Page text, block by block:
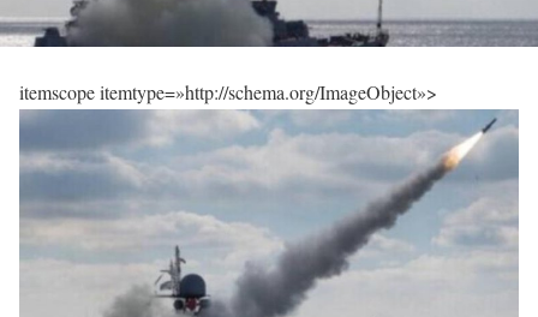
itemscope itemtype=»http://schema.org/ImageObject»>